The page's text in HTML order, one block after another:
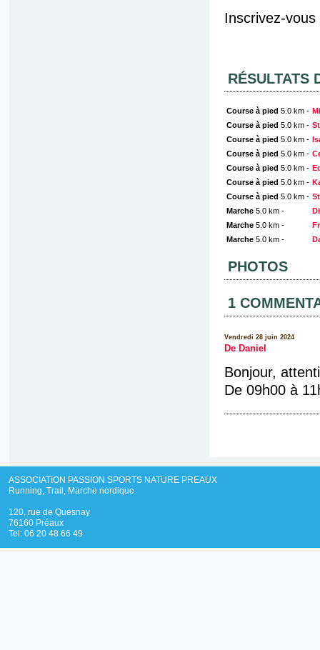
Inscrivez-
RÉSULTATS
Course à pied 5.0 km -
Course à pied 5.0 km -
Course à pied 5.0 km -
Course à pied 5.0 km -
Course à pied 5.0 km -
Course à pied 5.0 km -
Course à pied 5.0 km -
Marche5.0 km -
Marche5.0 km -
Marche5.0 km -
PHOTOS
1
Vendredi 28 juin 2024
De Daniel
Bonjour,
De 09h00 à
ASSOCIATION PASSION SPORTS NATURE PREAUX
Running, Trail, Marche nordique
120, rue de Quesnay
76160 Préaux
Tel: 06 20 48 66 49